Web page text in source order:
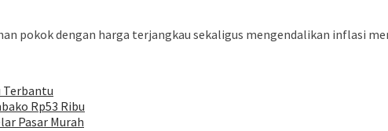
pokok dengan harga terjangkau sekaligus mengendalikan inflasi
Terbantu
Rp53 Ribu
Pasar Murah